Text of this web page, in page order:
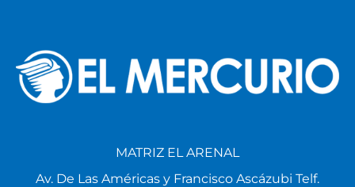
MATRIZ EL ARENAL
Av. De Las Américas y Francisco Ascázubi Telf.